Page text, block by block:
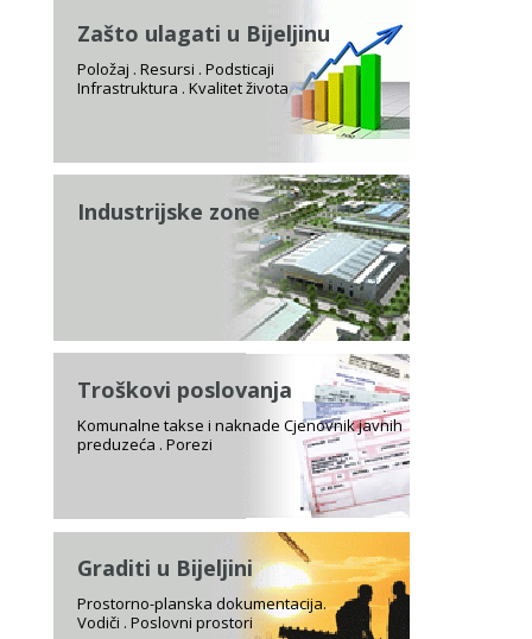
Zašto ulagati u Bijeljinu
Položaj . Resursi . Podsticaji
Infrastruktura . Kvalitet života
Industrijske zone
Troškovi poslovanja
Komunalne takse i naknade Cjenovnik javnih
preduzeća . Porezi
Graditi u Bijeljini
Prostorno-planska dokumentacija.
Vodiči . Poslovni prostori